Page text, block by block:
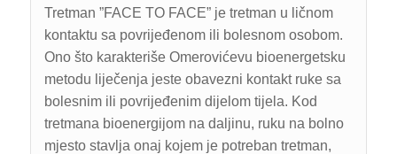
Tretman ”FACE TO FACE” je tretman u ličnom
kontaktu sa povrijeđenom ili bolesnom osobom.
Ono što karakteriše Omerovićevu bioenergetsku
metodu liječenja jeste obavezni kontakt ruke sa
bolesnim ili povrijeđenim dijelom tijela. Kod
tretmana bioenergijom na daljinu, ruku na bolno
mjesto stavlja onaj kojem je potreban tretman,